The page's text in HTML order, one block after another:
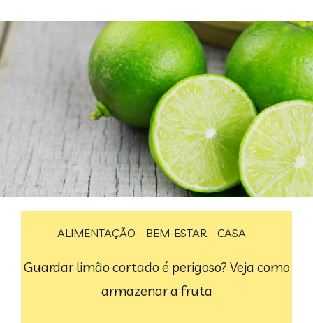
ALIMENTAÇÃO BEM-ESTAR CASA
Guardar limão cortado é perigoso? Veja como
armazenar a fruta